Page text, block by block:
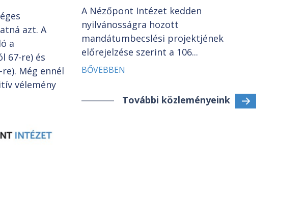
azt. A
a
67-re) és
Még ennél
vélemény
A Nézőpont Intézet kedden
nyilvánosságra hozott
mandátumbecslési projektjének
előrejelzése szerint a 106...
BŐVEBBEN
További közleményeink